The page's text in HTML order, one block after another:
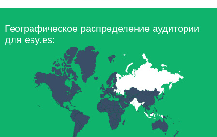
Географическое распределение аудитории
для esy.es: